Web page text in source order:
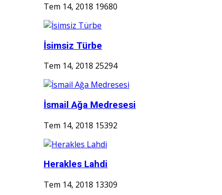
Tem 14, 2018 19680
İsimsiz Türbe
Tem 14, 2018 25294
İsmail Ağa Medresesi
Tem 14, 2018 15392
Herakles Lahdi
Tem 14, 2018 13309